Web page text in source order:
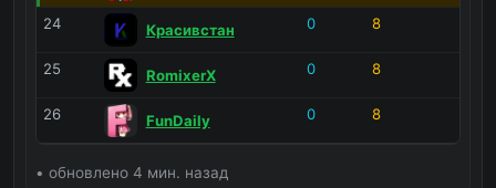
Тренировка строительства
24 Красивстан 0 8
25 RomixerX 0 8
26 FunDaily 0 8
• обновлено 4 мин. назад